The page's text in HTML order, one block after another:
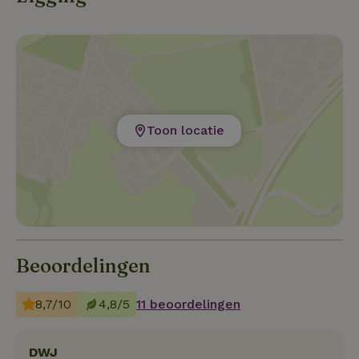
Toon locatie
Beoordelingen
8,7/10 4,8/5 11 beoordelingen
DWJ